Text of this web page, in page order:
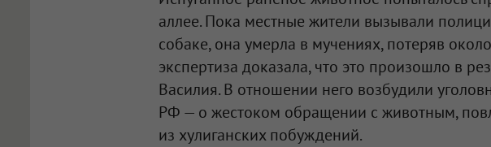
аллее. Пока местные жители вызывали
собаке, она умерла в мучениях, потеряв
экспертиза доказала, что это произошло в
Василия. В отношении него возбудили
РФ — о жестоком обращении с животным,
из хулиганских побуждений.